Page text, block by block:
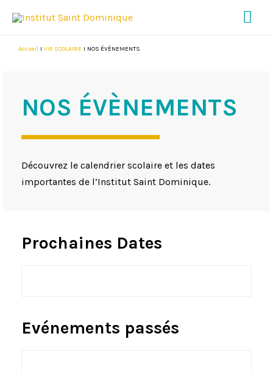
Accueil VIE SCOLAIRE NOS ÉVÈNEMENTS
NOS ÉVÈNEMENTS
Découvrez le calendrier scolaire et les dates
importantes de l’Institut Saint Dominique.
Prochaines Dates
Evénements passés